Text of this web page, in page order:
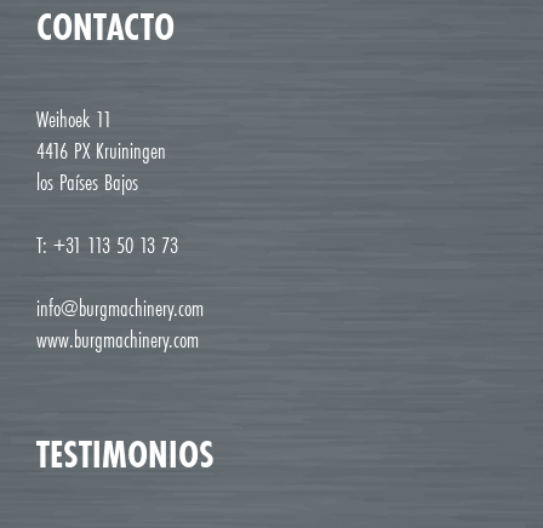
CONTACTO
Weihoek 11
4416 PX Kruiningen
los Países Bajos
T: +31 113 50 13 73
info@burgmachinery.com
www.burgmachinery.com
TESTIMONIOS